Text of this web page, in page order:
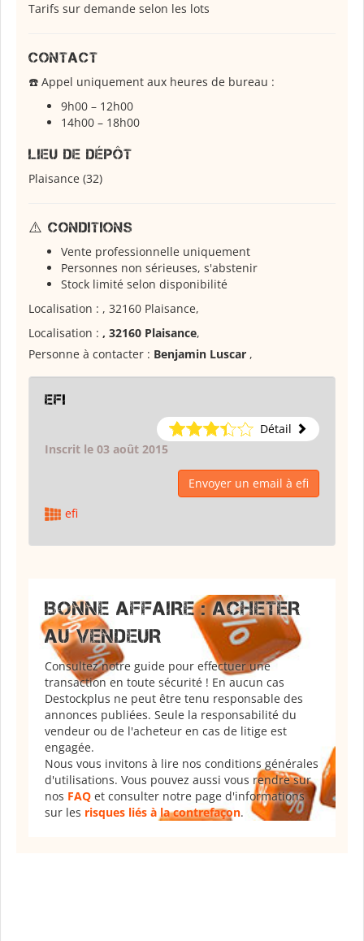
Tarifs sur demande selon les lots
Contact
☎️ Appel uniquement aux heures de bureau :
9h00 – 12h00
14h00 – 18h00
Lieu de dépôt
Plaisance (32)
⚠️ Conditions
Vente professionnelle uniquement
Personnes non sérieuses, s'abstenir
Stock limité selon disponibilité
Localisation : , 32160 Plaisance,
Localisation : , 32160 Plaisance,
Personne à contacter : Benjamin Luscar ,
efi
Détail
Inscrit le 03 août 2015
Envoyer un email à efi
efi
BONNE AFFAIRE : ACHETER
AU VENDEUR
Consultez notre guide pour effectuer une
transaction en toute sécurité ! En aucun cas
Destockplus ne peut être tenu responsable des
annonces publiées. Seule la responsabilité du
vendeur ou de l'acheteur en cas de litige est
engagée.
Nous vous invitons à lire nos conditions générales
d'utilisations. Vous pouvez aussi vous rendre sur
nos FAQ et consulter notre page d'informations
sur les risques liés à la contrefaçon.